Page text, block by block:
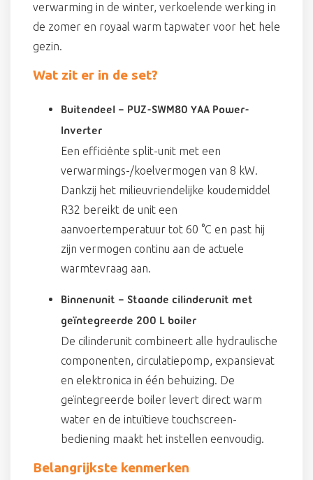
verwarming in de winter, verkoelende werking in
de zomer en royaal warm tapwater voor het hele
gezin.
Wat zit er in de set?
Buitendeel – PUZ-SWM80 YAA Power-
Inverter
Een efficiënte split-unit met een
verwarmings-/koelvermogen van 8 kW.
Dankzij het milieuvriendelijke koudemiddel
R32 bereikt de unit een
aanvoertemperatuur tot 60 °C en past hij
zijn vermogen continu aan de actuele
warmtevraag aan.
Binnenunit – Staande cilinderunit met
geïntegreerde 200 L boiler
De cilinderunit combineert alle hydraulische
componenten, circulatiepomp, expansievat
en elektronica in één behuizing. De
geïntegreerde boiler levert direct warm
water en de intuïtieve touchscreen-
bediening maakt het instellen eenvoudig.
Belangrijkste kenmerken